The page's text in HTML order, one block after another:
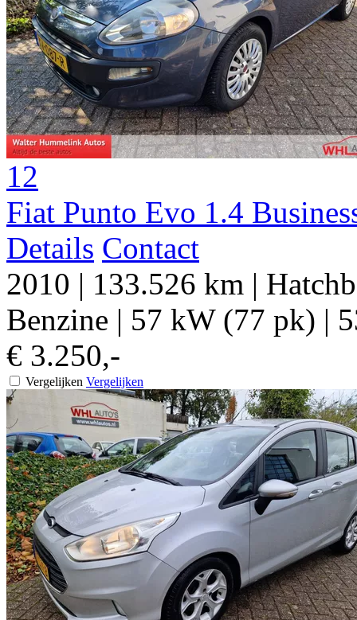
12
Fiat Punto Evo 1.4
Details Contact
2010 | 133.526 km |
Benzine | 57 kW (77 pk) |
€ 3.250,-
Vergelijken Vergelijken